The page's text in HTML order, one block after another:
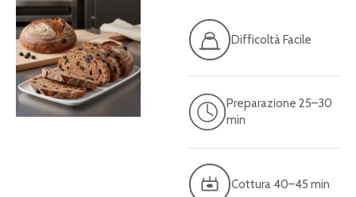
Difficoltà Facile
Preparazione 25–30
min
Cottura 40–45 min